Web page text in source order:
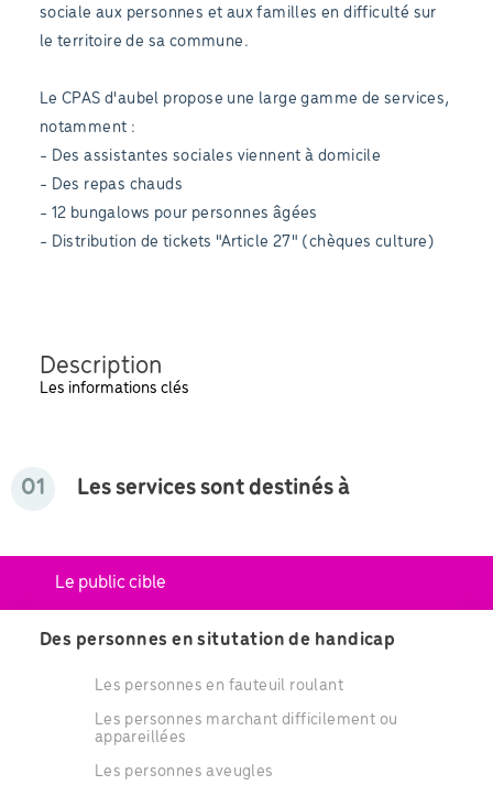
sociale aux personnes et aux familles en difficulté sur
le territoire de sa commune.
Le CPAS d'aubel propose une large gamme de services,
notamment :
- Des assistantes sociales viennent à domicile
- Des repas chauds
- 12 bungalows pour personnes âgées
- Distribution de tickets "Article 27" (chèques culture)
Description
Les informations clés
01 Les services sont destinés à
Le public cible
Des personnes en situtation de handicap
Les personnes en fauteuil roulant
Les personnes marchant difficilement ou
appareillées
Les personnes aveugles